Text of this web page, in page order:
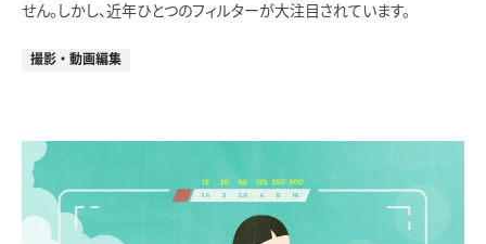
せん。しかし、近年ひとつのフィルターが大注目されています。
撮影・動画編集